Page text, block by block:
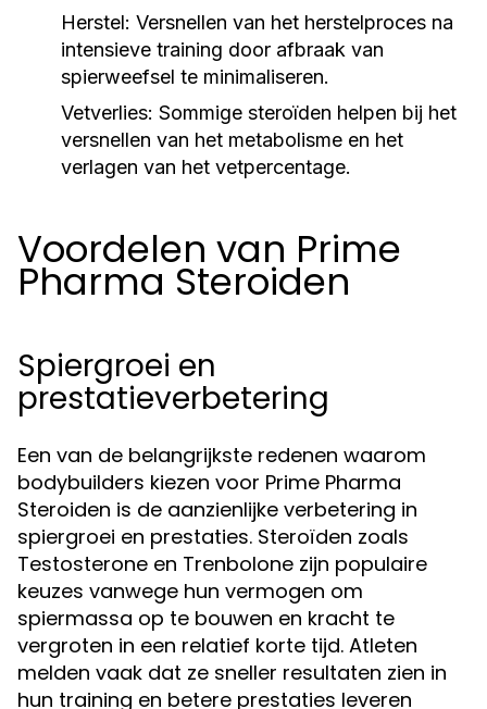
Herstel: Versnellen van het herstelproces na
intensieve training door afbraak van
spierweefsel te minimaliseren.
Vetverlies: Sommige steroïden helpen bij het
versnellen van het metabolisme en het
verlagen van het vetpercentage.
Voordelen van Prime
Pharma Steroiden
Spiergroei en
prestatieverbetering
Een van de belangrijkste redenen waarom
bodybuilders kiezen voor Prime Pharma
Steroiden is de aanzienlijke verbetering in
spiergroei en prestaties. Steroïden zoals
Testosterone en Trenbolone zijn populaire
keuzes vanwege hun vermogen om
spiermassa op te bouwen en kracht te
vergroten in een relatief korte tijd. Atleten
melden vaak dat ze sneller resultaten zien in
hun training en betere prestaties leveren